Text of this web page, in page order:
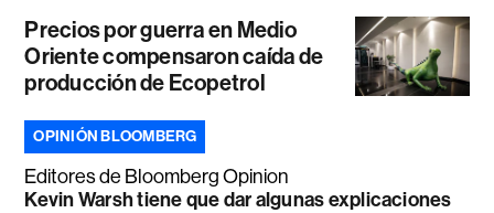
Precios por guerra en Medio
Oriente compensaron caída de
producción de Ecopetrol
OPINIÓN BLOOMBERG
Editores de Bloomberg Opinion
Kevin Warsh tiene que dar algunas explicaciones